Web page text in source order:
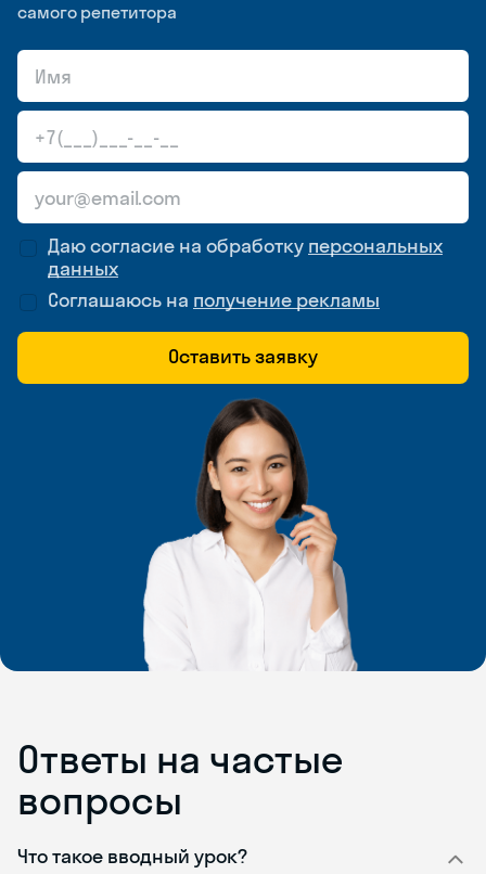
самого репетитора
Даю согласие на обработку персональных
данных
Соглашаюсь на получение рекламы
Оставить заявку
Ответы на частые
вопросы
Что такое вводный урок?